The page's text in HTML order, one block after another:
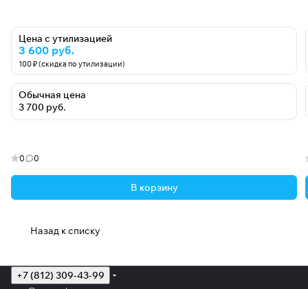
Цена с утилизацией
3 600 руб.
100 ₽ (скидка по утилизации)
Обычная цена
3 700 руб.
0 0
В корзину
Назад к списку
+7 (812) 309-43-99